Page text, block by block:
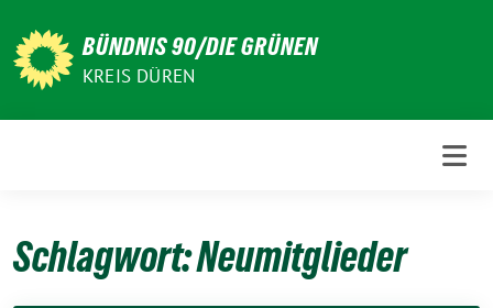
zum
Inhalt
BÜNDNIS 90/DIE GRÜNEN
KREIS DÜREN
Schlagwort:Neumitglieder